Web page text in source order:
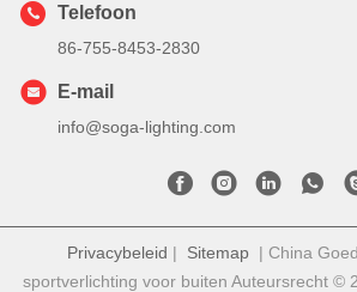
Telefoon
86-755-8453-2830
E-mail
info@soga-lighting.com
Privacybeleid | Sitemap | China
sportverlichting voor buiten Auteursrecht ©